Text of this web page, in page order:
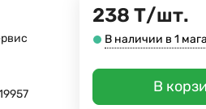
238 Т/шт.
В наличии в 1
В